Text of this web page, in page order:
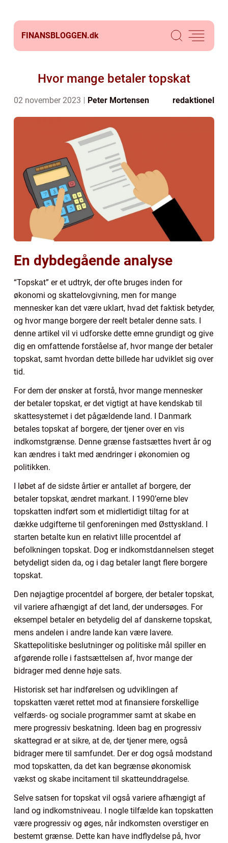
FINANSBLOGGEN.dk
Hvor mange betaler topskat
02 november 2023 Peter Mortensen redaktionel
En dybdegående analyse
“Topskat” er et udtryk, der ofte bruges inden for
økonomi og skattelovgivning, men for mange
mennesker kan det være uklart, hvad det faktisk betyder,
og hvor mange borgere der reelt betaler denne sats. I
denne artikel vil vi udforske dette emne grundigt og give
dig en omfattende forståelse af, hvor mange der betaler
topskat, samt hvordan dette billede har udviklet sig over
tid.
For dem der ønsker at forstå, hvor mange mennesker
der betaler topskat, er det vigtigt at have kendskab til
skattesystemet i det pågældende land. I Danmark
betales topskat af borgere, der tjener over en vis
indkomstgrænse. Denne grænse fastsættes hvert år og
kan ændres i takt med ændringer i økonomien og
politikken.
I løbet af de sidste årtier er antallet af borgere, der
betaler topskat, ændret markant. I 1990’erne blev
topskatten indført som et midlertidigt tiltag for at
dække udgifterne til genforeningen med Østtyskland. I
starten betalte kun en relativt lille procentdel af
befolkningen topskat. Dog er indkomstdannelsen steget
betydeligt siden da, og i dag betaler langt flere borgere
topskat.
Den nøjagtige procentdel af borgere, der betaler topskat,
vil variere afhængigt af det land, der undersøges. For
eksempel betaler en betydelig del af danskerne topskat,
mens andelen i andre lande kan være lavere.
Skattepolitiske beslutninger og politiske mål spiller en
afgørende rolle i fastsættelsen af, hvor mange der
bidrager med denne høje sats.
Historisk set har indførelsen og udviklingen af
topskatten været rettet mod at finansiere forskellige
velfærds- og sociale programmer samt at skabe en
mere progressiv beskatning. Ideen bag en progressiv
skattegrad er at sikre, at de, der tjener mere, også
bidrager mere til samfundet. Der er dog også modstand
mod topskatten, da det kan begrænse økonomisk
vækst og skabe incitament til skatteunddragelse.
Selve satsen for topskat vil også variere afhængigt af
land og indkomstniveau. I nogle tilfælde kan topskatten
være progressiv og øges, når indkomsten overstiger en
bestemt grænse. Dette kan have indflydelse på, hvor